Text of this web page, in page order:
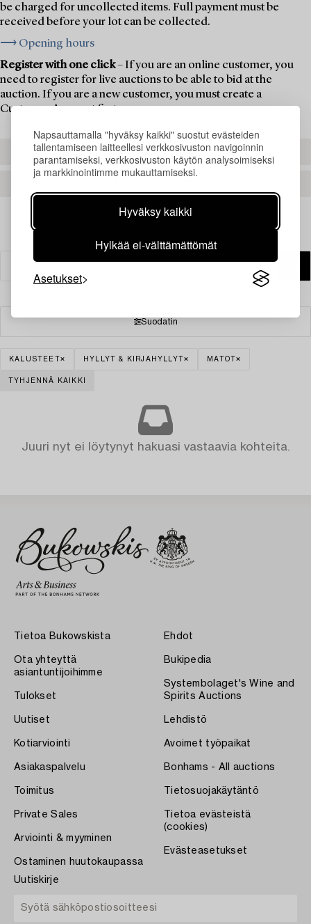
Napsauttamalla "hyväksy kaikki" suostut evästeiden
tallentamiseen laitteellesi verkkosivuston navigoinnin
parantamiseksi, verkkosivuston käytön analysoimiseksi
ja markkinointimme mukauttamiseksi.
Hyväksy kaikki
Hylkää ei-välttämättömät
Asetukset
be charged for uncollected items. Full payment must be
received before your lot can be collected.
⟶ Opening hours
Register with one click– If you are an online customer, you
need to register for live auctions to be able to bid at the
auction. If you are a new customer, you must create a
Customer Account first.
REGISTER TO BID
Suodatin
KALUSTEET HYLLYT & KIRJAHYLLYT MATOT
TYHJENNÄ KAIKKI
Juuri nyt ei löytynyt hakuasi vastaavia kohteita.
Tietoa Bukowskista
Ota yhteyttä
asiantuntijoihimme
Tulokset
Uutiset
Kotiarviointi
Asiakaspalvelu
Toimitus
Private Sales
Arviointi & myyminen
Ostaminen huutokaupassa
Ehdot
Bukipedia
Systembolaget's Wine and
Spirits Auctions
Lehdistö
Avoimet työpaikat
Bonhams - All auctions
Tietosuojakäytäntö
Tietoa evästeistä
(cookies)
Evästeasetukset
Uutiskirje